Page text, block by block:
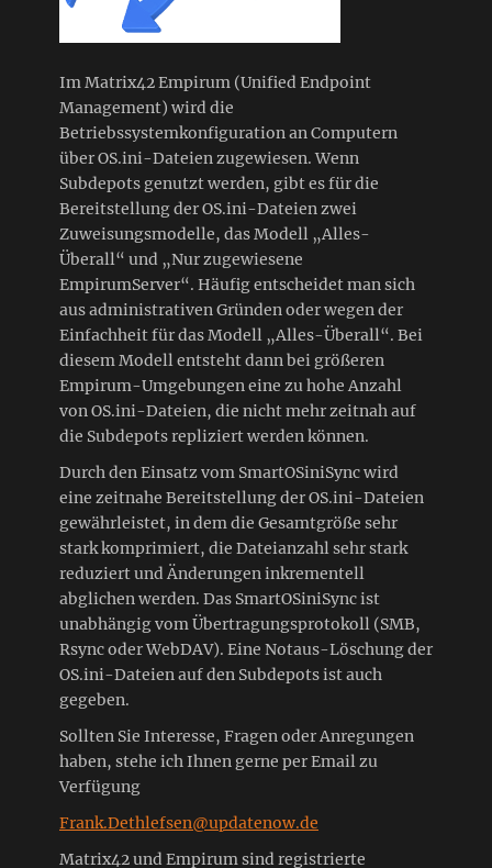
Im Matrix42 Empirum (Unified Endpoint
Management) wird die
Betriebssystemkonfiguration an Computern
über OS.ini-Dateien zugewiesen. Wenn
Subdepots genutzt werden, gibt es für die
Bereitstellung der OS.ini-Dateien zwei
Zuweisungsmodelle, das Modell „Alles-
Überall“ und „Nur zugewiesene
EmpirumServer“. Häufig entscheidet man sich
aus administrativen Gründen oder wegen der
Einfachheit für das Modell „Alles-Überall“. Bei
diesem Modell entsteht dann bei größeren
Empirum-Umgebungen eine zu hohe Anzahl
von OS.ini-Dateien, die nicht mehr zeitnah auf
die Subdepots repliziert werden können.
Durch den Einsatz vom SmartOSiniSync wird
eine zeitnahe Bereitstellung der OS.ini-Dateien
gewährleistet, in dem die Gesamtgröße sehr
stark komprimiert, die Dateianzahl sehr stark
reduziert und Änderungen inkrementell
abglichen werden. Das SmartOSiniSync ist
unabhängig vom Übertragungsprotokoll (SMB,
Rsync oder WebDAV). Eine Notaus-Löschung der
OS.ini-Dateien auf den Subdepots ist auch
gegeben.
Sollten Sie Interesse, Fragen oder Anregungen
haben, stehe ich Ihnen gerne per Email zu
Verfügung
Frank.Dethlefsen@updatenow.de
Matrix42 und Empirum sind registrierte